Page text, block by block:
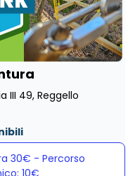
III 49, Reggello
30€ - Percorso